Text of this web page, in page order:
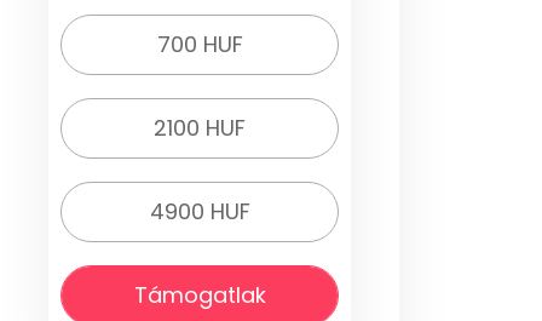
700 HUF
2100 HUF
4900 HUF
Támogatlak